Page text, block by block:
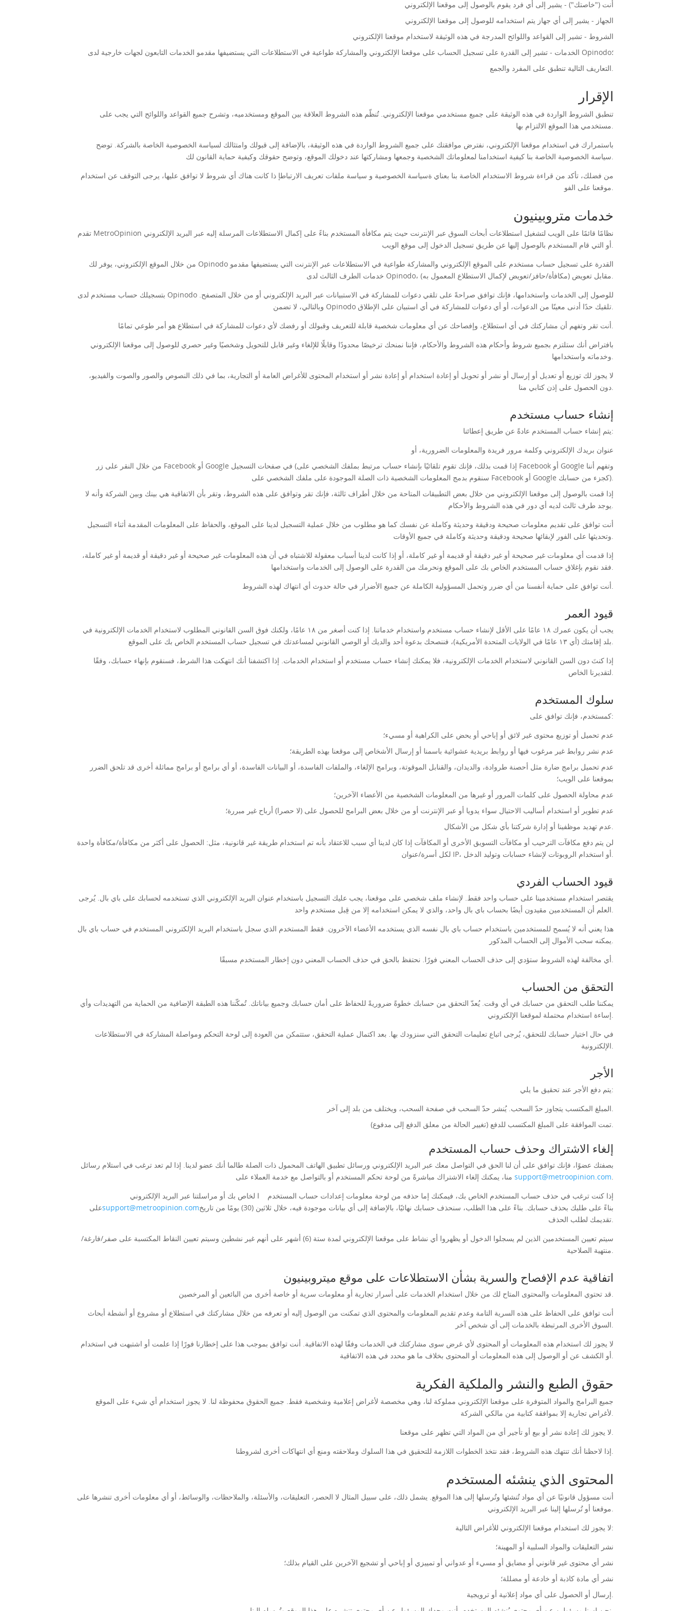
أنت ("خاصتك") - يشير إلى أي فرد يقوم بالوصول إلى موقعنا الإلكتروني
الجهاز - يشير إلى أي جهاز يتم استخدامه للوصول إلى موقعنا الإلكتروني
الشروط - تشير إلى القواعد واللوائح المدرجة في هذه الوثيقة لاستخدام موقعنا الإلكتروني
الخدمات - تشير إلى القدرة على تسجيل الحساب على موقعنا الإلكتروني والمشاركة طواعية في الاستطلاعات التي يستضيفها مقدمو الخدمات التابعون لجهات خارجية لدى Opinodo؛
التعاريف التالية تنطبق على المفرد والجمع.
الإقرار
تنطبق الشروط الواردة في هذه الوثيقة على جميع مستخدمي موقعنا الإلكتروني. تُنظّم هذه الشروط العلاقة بين الموقع ومستخدميه، وتشرح جميع القواعد واللوائح التي يجب على
مستخدمي هذا الموقع الالتزام بها.
باستمرارك في استخدام موقعنا الإلكتروني، نفترض موافقتك على جميع الشروط الواردة في هذه الوثيقة، بالإضافة إلى قبولك وامتثالك لسياسة الخصوصية الخاصة بالشركة. توضح
سياسة الخصوصية الخاصة بنا كيفية استخدامنا لمعلوماتك الشخصية وجمعها ومشاركتها عند دخولك الموقع، وتوضح حقوقك وكيفية حماية القانون لك.
من فضلك، تأكد من قراءة شروط الاستخدام الخاصة بنا بعنايةسياسة الخصوصية و سياسة ملفات تعريف الارتباطإذا كانت هناك أي شروط لا توافق عليها، يرجى التوقف عن استخدام
موقعنا على الفو.
خدمات متروبينيون
تقدم MetroOpinion نظامًا قائمًا على الويب لتشغيل استطلاعات أبحاث السوق عبر الإنترنت حيث يتم مكافأة المستخدم بناءً على إكمال الاستطلاعات المرسلة إليه عبر البريد الإلكتروني
أو التي قام المستخدم بالوصول إليها عن طريق تسجيل الدخول إلى موقع الويب.
من خلال الموقع الإلكتروني، يوفر لك Opinodo القدرة على تسجيل حساب مستخدم على الموقع الإلكتروني والمشاركة طواعية في الاستطلاعات عبر الإنترنت التي يستضيفها مقدمو
خدمات الطرف الثالث لدى Opinodo، مقابل تعويض (مكافأة/حافز/تعويض لإكمال الاستطلاع المعمول به).
بتسجيلك حساب مستخدم لدى Opinodo للوصول إلى الخدمات واستخدامها، فإنك توافق صراحةً على تلقي دعوات للمشاركة في الاستبيانات عبر البريد الإلكتروني أو من خلال المتصفح.
وبالتالي، لا تضمن Opinodo تلقيك حدًا أدنى معينًا من الدعوات، أو أي دعوات للمشاركة في أي استبيان على الإطلاق.
أنت تقر وتفهم أن مشاركتك في أي استطلاع، وإفصاحك عن أي معلومات شخصية قابلة للتعريف وقبولك أو رفضك لأي دعوات للمشاركة في استطلاع هو أمر طوعي تمامًا.
بافتراض أنك ستلتزم بجميع شروط وأحكام هذه الشروط والأحكام، فإننا نمنحك ترخيصًا محدودًا وقابلًا للإلغاء وغير قابل للتحويل وشخصيًا وغير حصري للوصول إلى موقعنا الإلكتروني
وخدماته واستخدامها.
لا يجوز لك توزيع أو تعديل أو إرسال أو نشر أو تحويل أو إعادة استخدام أو إعادة نشر أو استخدام المحتوى للأغراض العامة أو التجارية، بما في ذلك النصوص والصور والصوت والفيديو،
دون الحصول على إذن كتابي منا.
إنشاء حساب مستخدم
يتم إنشاء حساب المستخدم عادةً عن طريق إعطائنا:
عنوان بريدك الإلكتروني وكلمة مرور فريدة والمعلومات الضرورية، أو
من خلال النقر على زر Facebook أو Google في صفحات التسجيل (إذا قمت بذلك، فإنك تقوم تلقائيًا بإنشاء حساب مرتبط بملفك الشخصي على Facebook أو Google وتفهم أننا
سنقوم بدمج المعلومات الشخصية ذات الصلة الموجودة على ملفك الشخصي على Facebook أو Google كجزء من حسابك).
إذا قمت بالوصول إلى موقعنا الإلكتروني من خلال بعض التطبيقات المتاحة من خلال أطراف ثالثة، فإنك تقر وتوافق على هذه الشروط، وتقر بأن الاتفاقية هي بينك وبين الشركة وأنه لا
يوجد طرف ثالث لديه أي دور في هذه الشروط والأحكام.
أنت توافق على تقديم معلومات صحيحة ودقيقة وحديثة وكاملة عن نفسك كما هو مطلوب من خلال عملية التسجيل لدينا على الموقع، والحفاظ على المعلومات المقدمة أثناء التسجيل
وتحديثها على الفور لإبقائها صحيحة ودقيقة وحديثة وكاملة في جميع الأوقات.
إذا قدمت أي معلومات غير صحيحة أو غير دقيقة أو قديمة أو غير كاملة، أو إذا كانت لدينا أسباب معقولة للاشتباه في أن هذه المعلومات غير صحيحة أو غير دقيقة أو قديمة أو غير كاملة،
فقد نقوم بإغلاق حساب المستخدم الخاص بك على الموقع ونحرمك من القدرة على الوصول إلى الخدمات واستخدامها.
أنت توافق على حماية أنفسنا من أي ضرر وتحمل المسؤولية الكاملة عن جميع الأضرار في حالة حدوث أي انتهاك لهذه الشروط.
قيود العمر
يجب أن يكون عمرك ١٨ عامًا على الأقل لإنشاء حساب مستخدم واستخدام خدماتنا. إذا كنت أصغر من ١٨ عامًا، ولكنك فوق السن القانوني المطلوب لاستخدام الخدمات الإلكترونية في
بلد إقامتك (أي ١٣ عامًا في الولايات المتحدة الأمريكية)، فننصحك بدعوة أحد والديك أو الوصي القانوني لمساعدتك في تسجيل حساب المستخدم الخاص بك على الموقع.
إذا كنتَ دون السن القانوني لاستخدام الخدمات الإلكترونية، فلا يمكنك إنشاء حساب مستخدم أو استخدام الخدمات. إذا اكتشفنا أنك انتهكت هذا الشرط، فسنقوم بإنهاء حسابك، وفقًا
لتقديرنا الخاص.
سلوك المستخدم
كمستخدم، فإنك توافق على:
عدم تحميل أو توزيع محتوى غير لائق أو إباحي أو يحض على الكراهية أو مسيء؛
عدم نشر روابط غير مرغوب فيها أو روابط بريدية عشوائية باسمنا أو إرسال الأشخاص إلى موقعنا بهذه الطريقة؛
عدم تحميل برامج ضارة مثل أحصنة طروادة، والديدان، والقنابل الموقوتة، وبرامج الإلغاء، والملفات الفاسدة، أو البيانات الفاسدة، أو أي برامج أو برامج مماثلة أخرى قد تلحق الضرر
بموقعنا على الويب؛
عدم محاولة الحصول على كلمات المرور أو غيرها من المعلومات الشخصية من الأعضاء الآخرين؛
عدم تطوير أو استخدام أساليب الاحتيال سواء يدويا أو عبر الإنترنت أو من خلال بعض البرامج للحصول على (لا حصرا) أرباح غير مبررة؛
عدم تهديد موظفينا أو إدارة شركتنا بأي شكل من الأشكال.
لن يتم دفع مكافآت الترحيب أو مكافآت التسويق الأخرى أو المكافآت إذا كان لدينا أي سبب للاعتقاد بأنه تم استخدام طريقة غير قانونية، مثل: الحصول على أكثر من مكافأة/مكافأة واحدة
لكل أسرة/عنوان IP، أو استخدام الروبوتات لإنشاء حسابات وتوليد الدخل.
قيود الحساب الفردي
يقتصر استخدام مستخدمينا على حساب واحد فقط. لإنشاء ملف شخصي على موقعنا، يجب عليك التسجيل باستخدام عنوان البريد الإلكتروني الذي تستخدمه لحسابك على باي بال. يُرجى
العلم أن المستخدمين مقيدون أيضًا بحساب باي بال واحد، والذي لا يمكن استخدامه إلا من قِبل مستخدم واحد.
هذا يعني أنه لا يُسمح للمستخدمين باستخدام حساب باي بال نفسه الذي يستخدمه الأعضاء الآخرون. فقط المستخدم الذي سجل باستخدام البريد الإلكتروني المستخدم في حساب باي بال
يمكنه سحب الأموال إلى الحساب المذكور.
أي مخالفة لهذه الشروط ستؤدي إلى حذف الحساب المعني فورًا. نحتفظ بالحق في حذف الحساب المعني دون إخطار المستخدم مسبقًا.
التحقق من الحساب
يمكننا طلب التحقق من حسابك في أي وقت. يُعدّ التحقق من حسابك خطوةً ضروريةً للحفاظ على أمان حسابك وجميع بياناتك. تُمكّننا هذه الطبقة الإضافية من الحماية من التهديدات وأي
إساءة استخدام محتملة لموقعنا الإلكتروني.
في حال اختيار حسابك للتحقق، يُرجى اتباع تعليمات التحقق التي سنزودك بها. بعد اكتمال عملية التحقق، ستتمكن من العودة إلى لوحة التحكم ومواصلة المشاركة في الاستطلاعات
الإلكترونية.
الأجر
يتم دفع الأجر عند تحقيق ما يلي:
المبلغ المكتسب يتجاوز حدّ السحب. يُنشر حدّ السحب في صفحة السحب، ويختلف من بلد إلى آخر.
تمت الموافقة على المبلغ المكتسب للدفع (تغيير الحالة من معلق الدفع إلى مدفوع).
إلغاء الاشتراك وحذف حساب المستخدم
بصفتك عضوًا، فإنك توافق على أن لنا الحق في التواصل معك عبر البريد الإلكتروني ورسائل تطبيق الهاتف المحمول ذات الصلة طالما أنك عضو لدينا. إذا لم تعد ترغب في استلام رسائل
support@metroopinion.com.
إذا كنت ترغب في حذف حساب المستخدم الخاص بك، فيمكنك إما حذفه من لوحة معلومات إعدادات حساب المستخدم ا لخاص بك أو مراسلتنا عبر البريد الإلكتروني
علىsupport@metroopinion.comبناءً على طلبك بحذف حسابك. بناءً على هذا الطلب، سنحذف حسابك نهائيًا، بالإضافة إلى أي بيانات موجودة فيه، خلال ثلاثين (30) يومًا من تاريخ
تقديمك لطلب الحذف.
سيتم تعيين المستخدمين الذين لم يسجلوا الدخول أو يظهروا أي نشاط على موقعنا الإلكتروني لمدة ستة (6) أشهر على أنهم غير نشطين وسيتم تعيين النقاط المكتسبة على صفر/فارغة/
منتهية الصلاحية.
اتفاقية عدم الإفصاح والسرية بشأن الاستطلاعات على موقع ميتروبينيون
قد تحتوي المعلومات والمحتوى المتاح لك من خلال استخدام الخدمات على أسرار تجارية أو معلومات سرية أو خاصة أخرى من البائعين أو المرخصين.
أنت توافق على الحفاظ على هذه السرية التامة وعدم تقديم المعلومات والمحتوى الذي تمكنت من الوصول إليه أو تعرفه من خلال مشاركتك في استطلاع أو مشروع أو أنشطة أبحاث
السوق الأخرى المرتبطة بالخدمات إلى أي شخص آخر.
لا يجوز لك استخدام هذه المعلومات أو المحتوى لأي غرض سوى مشاركتك في الخدمات وفقًا لهذه الاتفاقية. أنت توافق بموجب هذا على إخطارنا فورًا إذا علمت أو اشتبهت في استخدام
أو الكشف عن أو الوصول إلى هذه المعلومات أو المحتوى بخلاف ما هو محدد في هذه الاتفاقية.
حقوق الطبع والنشر والملكية الفكرية
جميع البرامج والمواد المتوفرة على موقعنا الإلكتروني مملوكة لنا، وهي مخصصة لأغراض إعلامية وشخصية فقط. جميع الحقوق محفوظة لنا. لا يجوز استخدام أي شيء على الموقع
لأغراض تجارية إلا بموافقة كتابية من مالكي الشركة.
لا يجوز لك إعادة نشر أو بيع أو تأجير أي من المواد التي تظهر على موقعنا.
إذا لاحظنا أنك تنتهك هذه الشروط، فقد نتخذ الخطوات اللازمة للتحقيق في هذا السلوك وملاحقته ومنع أي انتهاكات أخرى لشروطنا.
المحتوى الذي ينشئه المستخدم
أنت مسؤول قانونيًا عن أي مواد تُنشئها وتُرسلها إلى هذا الموقع. يشمل ذلك، على سبيل المثال لا الحصر، التعليقات، والأسئلة، والملاحظات، والوسائط، أو أي معلومات أخرى تنشرها على
موقعنا أو تُرسلها إلينا عبر البريد الإلكتروني.
لا يجوز لك استخدام موقعنا الإلكتروني للأغراض التالية:
نشر التعليقات والمواد السلبية أو المهينة؛
نشر أي محتوى غير قانوني أو مضايق أو مسيء أو عدواني أو تمييزي أو إباحي أو تشجيع الآخرين على القيام بذلك؛
نشر أي مادة كاذبة أو خادعة أو مضللة؛
إرسال أو الحصول على أي مواد إعلانية أو ترويجية.